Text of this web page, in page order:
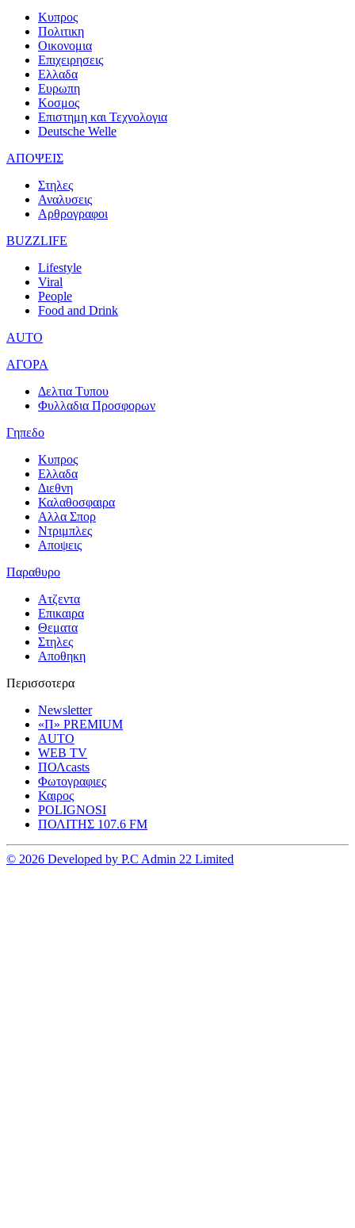
Κυπρος
Πολιτικη
Οικονομια
Επιχειρησεις
Ελλαδα
Ευρωπη
Κοσμος
Επιστημη και Τεχνολογια
Deutsche Welle
ΑΠΟΨΕΙΣ
Στηλες
Αναλυσεις
Αρθρογραφοι
BUZZLIFE
Lifestyle
Viral
People
Food and Drink
AUTO
ΑΓΟΡΑ
Δελτια Τυπου
Φυλλαδια Προσφορων
Γηπεδο
Κυπρος
Ελλαδα
Διεθνη
Καλαθοσφαιρα
Αλλα Σπορ
Ντριμπλες
Αποψεις
Παραθυρο
Ατζεντα
Επικαιρα
Θεματα
Στηλες
Αποθηκη
Περισσοτερα
Newsletter
«Π» PREMIUM
AUTO
WEB TV
ΠΟΛcasts
Φωτογραφιες
Καιρος
POLIGNOSI
ΠΟΛΙΤΗΣ 107.6 FM
© 2026 Developed by P.C Admin 22 Limited